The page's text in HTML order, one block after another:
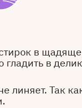
в
гладить в
линяет. Так